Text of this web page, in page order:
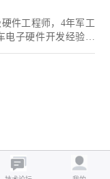
件工程师，4年军工
电子硬件开发经验，
品开发经验，擅长硬
验分享。代表课程：
器件数据手册、电源